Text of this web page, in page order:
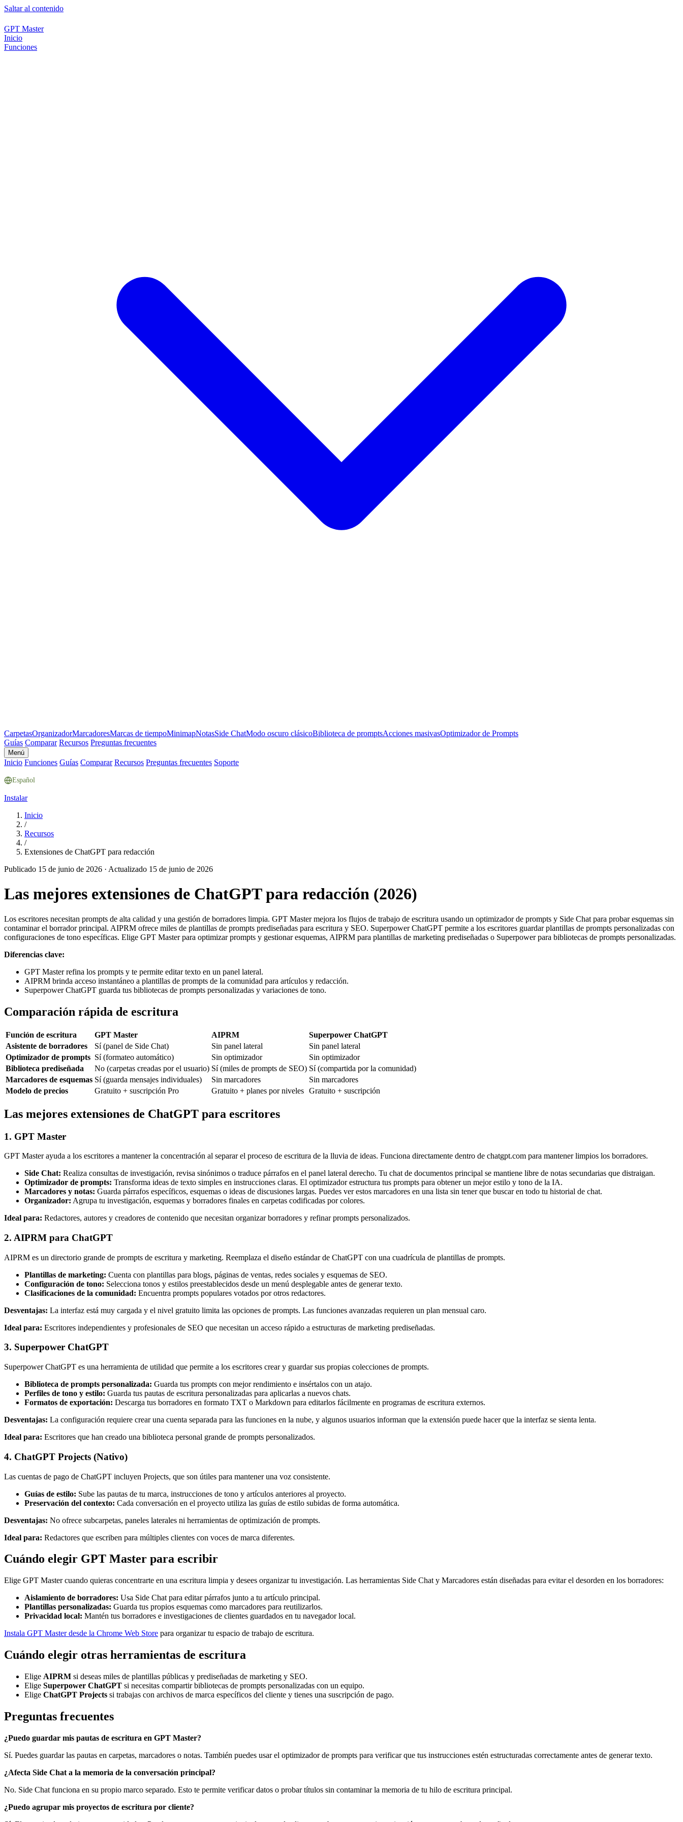
Saltar al contenido
GPT Master
Inicio
Funciones
CarpetasOrganizadorMarcadoresMarcas de tiempoMinimapNotasSide ChatModo oscuro clásicoBiblioteca de promptsAcciones masivasOptimizador de Prompts
Guías Comparar Recursos Preguntas frecuentes
Menú
Inicio Funciones Guías Comparar Recursos Preguntas frecuentes Soporte
Español
Instalar
Inicio
/
Recursos
/
Extensiones de ChatGPT para redacción
Publicado 15 de junio de 2026 · Actualizado 15 de junio de 2026
Las mejores extensiones de ChatGPT para redacción (2026)
Los escritores necesitan prompts de alta calidad y una gestión de borradores limpia. GPT Master mejora los flujos de trabajo de escritura usando un optimizador de prompts y Side Chat para probar esquemas sin
contaminar el borrador principal. AIPRM ofrece miles de plantillas de prompts prediseñadas para escritura y SEO. Superpower ChatGPT permite a los escritores guardar plantillas de prompts personalizadas con
configuraciones de tono específicas. Elige GPT Master para optimizar prompts y gestionar esquemas, AIPRM para plantillas de marketing prediseñadas o Superpower para bibliotecas de prompts personalizadas.
Diferencias clave:
GPT Master refina los prompts y te permite editar texto en un panel lateral.
AIPRM brinda acceso instantáneo a plantillas de prompts de la comunidad para artículos y redacción.
Superpower ChatGPT guarda tus bibliotecas de prompts personalizadas y variaciones de tono.
Comparación rápida de escritura
Función de escritura GPT Master AIPRM
Superpower ChatGPT
Asistente de borradores
Sí (panel de Side Chat) Sin panel lateral
Sin panel lateral
Optimizador de prompts Sí (formateo automático) Sin optimizador
Sin optimizador
Biblioteca prediseñada
No (carpetas creadas por el usuario) Sí (miles de prompts de SEO) Sí (compartida por la comunidad)
Marcadores de esquemas Sí (guarda mensajes individuales) Sin marcadores
Sin marcadores
Modelo de precios
Gratuito + suscripción Pro Gratuito + planes por niveles Gratuito + suscripción
Las mejores extensiones de ChatGPT para escritores
1. GPT Master
GPT Master ayuda a los escritores a mantener la concentración al separar el proceso de escritura de la lluvia de ideas. Funciona directamente dentro de chatgpt.com para mantener limpios los borradores.
Side Chat: Realiza consultas de investigación, revisa sinónimos o traduce párrafos en el panel lateral derecho. Tu chat de documentos principal se mantiene libre de notas secundarias que distraigan.
Optimizador de prompts: Transforma ideas de texto simples en instrucciones claras. El optimizador estructura tus prompts para obtener un mejor estilo y tono de la IA.
Marcadores y notas: Guarda párrafos específicos, esquemas o ideas de discusiones largas. Puedes ver estos marcadores en una lista sin tener que buscar en todo tu historial de chat.
Organizador: Agrupa tu investigación, esquemas y borradores finales en carpetas codificadas por colores.
Ideal para: Redactores, autores y creadores de contenido que necesitan organizar borradores y refinar prompts personalizados.
2. AIPRM para ChatGPT
AIPRM es un directorio grande de prompts de escritura y marketing. Reemplaza el diseño estándar de ChatGPT con una cuadrícula de plantillas de prompts.
Plantillas de marketing: Cuenta con plantillas para blogs, páginas de ventas, redes sociales y esquemas de SEO.
Configuración de tono: Selecciona tonos y estilos preestablecidos desde un menú desplegable antes de generar texto.
Clasificaciones de la comunidad: Encuentra prompts populares votados por otros redactores.
Desventajas: La interfaz está muy cargada y el nivel gratuito limita las opciones de prompts. Las funciones avanzadas requieren un plan mensual caro.
Ideal para: Escritores independientes y profesionales de SEO que necesitan un acceso rápido a estructuras de marketing prediseñadas.
3. Superpower ChatGPT
Superpower ChatGPT es una herramienta de utilidad que permite a los escritores crear y guardar sus propias colecciones de prompts.
Biblioteca de prompts personalizada: Guarda tus prompts con mejor rendimiento e insértalos con un atajo.
Perfiles de tono y estilo: Guarda tus pautas de escritura personalizadas para aplicarlas a nuevos chats.
Formatos de exportación: Descarga tus borradores en formato TXT o Markdown para editarlos fácilmente en programas de escritura externos.
Desventajas: La configuración requiere crear una cuenta separada para las funciones en la nube, y algunos usuarios informan que la extensión puede hacer que la interfaz se sienta lenta.
Ideal para: Escritores que han creado una biblioteca personal grande de prompts personalizados.
4. ChatGPT Projects (Nativo)
Las cuentas de pago de ChatGPT incluyen Projects, que son útiles para mantener una voz consistente.
Guías de estilo: Sube las pautas de tu marca, instrucciones de tono y artículos anteriores al proyecto.
Preservación del contexto: Cada conversación en el proyecto utiliza las guías de estilo subidas de forma automática.
Desventajas: No ofrece subcarpetas, paneles laterales ni herramientas de optimización de prompts.
Ideal para: Redactores que escriben para múltiples clientes con voces de marca diferentes.
Cuándo elegir GPT Master para escribir
Elige GPT Master cuando quieras concentrarte en una escritura limpia y desees organizar tu investigación. Las herramientas Side Chat y Marcadores están diseñadas para evitar el desorden en los borradores:
Aislamiento de borradores: Usa Side Chat para editar párrafos junto a tu artículo principal.
Plantillas personalizadas: Guarda tus propios esquemas como marcadores para reutilizarlos.
Privacidad local: Mantén tus borradores e investigaciones de clientes guardados en tu navegador local.
Instala GPT Master desde la Chrome Web Store para organizar tu espacio de trabajo de escritura.
Cuándo elegir otras herramientas de escritura
Elige AIPRM si deseas miles de plantillas públicas y prediseñadas de marketing y SEO.
Elige Superpower ChatGPT si necesitas compartir bibliotecas de prompts personalizadas con un equipo.
Elige ChatGPT Projects si trabajas con archivos de marca específicos del cliente y tienes una suscripción de pago.
Preguntas frecuentes
¿Puedo guardar mis pautas de escritura en GPT Master?
Sí. Puedes guardar las pautas en carpetas, marcadores o notas. También puedes usar el optimizador de prompts para verificar que tus instrucciones estén estructuradas correctamente antes de generar texto.
¿Afecta Side Chat a la memoria de la conversación principal?
No. Side Chat funciona en su propio marco separado. Esto te permite verificar datos o probar títulos sin contaminar la memoria de tu hilo de escritura principal.
¿Puedo agrupar mis proyectos de escritura por cliente?